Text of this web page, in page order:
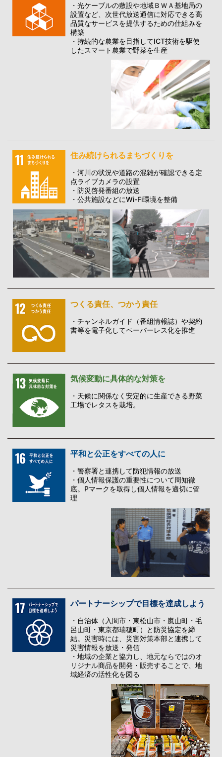
・光ケーブルの敷設や地域ＢＷＡ基地局の
設置など、次世代放送通信に対応できる高
品質なサービスを提供するための仕組みを
構築
・持続的な農業を目指してICT技術を駆使
したスマート農業で野菜を生産
住み続けられるまちづくりを
・河川の状況や道路の混雑が確認できる定
点ライブカメラの設置
・防災啓発番組の放送
・公共施設などにWi-Fi環境を整備
つくる責任、つかう責任
・チャンネルガイド（番組情報誌）や契約
書等を電子化してペーパーレス化を推進
気候変動に具体的な対策を
・天候に関係なく安定的に生産できる野菜
工場でレタスを栽培。
平和と公正をすべての人に
・警察署と連携して防犯情報の放送
・個人情報保護の重要性について周知徹
底。Pマークを取得し個人情報を適切に管
理
パートナーシップで目標を達成しよう
・自治体（入間市・東松山市・嵐山町・毛
呂山町・東京都瑞穂町）と防災協定を締
結。災害時には、災害対策本部と連携して
災害情報を放送・発信
・地域の企業と協力し、地元ならではのオ
リジナル商品を開発・販売することで、地
域経済の活性化を図る